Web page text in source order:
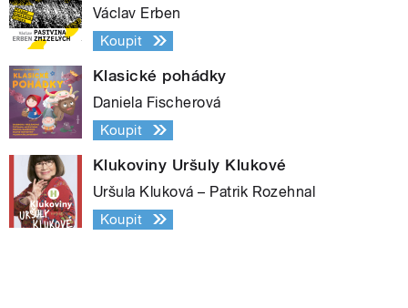
Václav Erben
Koupit
Klasické pohádky
Daniela Fischerová
Koupit
Klukoviny Uršuly Klukové
Uršula Kluková – Patrik Rozehnal
Koupit